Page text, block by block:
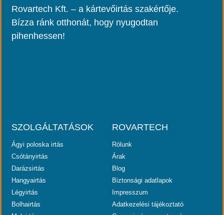
Rovartech Kft. – a kártevőirtás szakértője.
Bízza ránk otthonát, hogy nyugodtan
pihenhessen!
SZOLGÁLTATÁSOK
Ágyi poloska irtás
Csótányirtás
Darázsirtás
Hangyairtás
Légyirtás
Bolhairtás
ROVARTECH
Rólunk
Árak
Blog
Biztonsági adatlapok
Impresszum
Adatkezelési tájékoztató